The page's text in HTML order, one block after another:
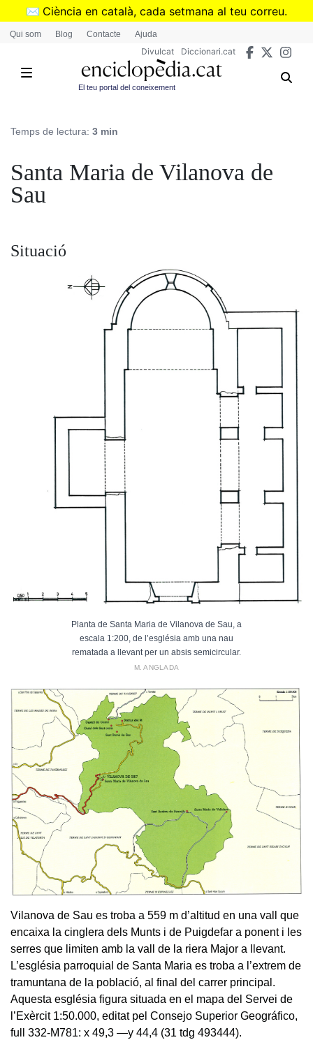
Vés
✉️ Ciència en català, cada setmana al teu correu.
➜Subscriu-te al butlletí de Divulcat
Qui som Blog Contacte Ajuda
Divulcat Diccionari.cat
El teu portal del coneixement
Temps de lectura: 3 min
Santa Maria de Vilanova de
Sau
Situació
Planta de Santa Maria de Vilanova de Sau, a
escala 1:200, de l’església amb una nau
rematada a llevant per un absis semicircular.
M. ANGLADA
Vilanova de Sau es troba a 559 m d’altitud en una vall que
encaixa la cinglera dels Munts i de Puigdefar a ponent i les
serres que limiten amb la vall de la riera Major a llevant.
L’església parroquial de Santa Maria es troba a l’extrem de
tramuntana de la població, al final del carrer principal.
Aquesta església figura situada en el mapa del Servei de
l’Exèrcit 1:50.000, editat pel Consejo Superior Geográfico,
full 332-M781: x 49,3 —y 44,4 (31 tdg 493444).